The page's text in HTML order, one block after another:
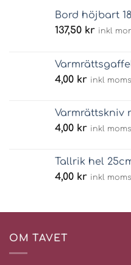
Bord höjbart
137,50 kr inkl
4,00 kr inkl
Varmrättskniv
4,00 kr inkl
Tallrik hel
4,00 kr inkl
OM TAVET